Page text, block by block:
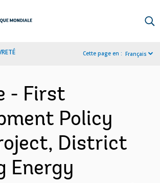
Cette page en : Français
- First
Policy
District
Energy